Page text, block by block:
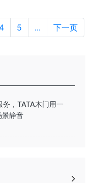
4 5 ... 下一页
务，TATA木门用一
景静音